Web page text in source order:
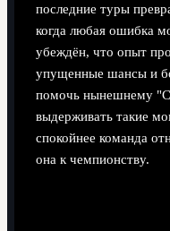
последние туры
когда любая ошибка
убеждён, что опыт
упущенные шансы и
помочь нынешнему
выдерживать такие
спокойнее команда
она к чемпионству.